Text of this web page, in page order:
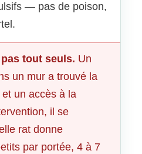
— pas de poison,
tout seuls. Un
un mur a trouvé la
un accès à la
il se
rat donne
par portée, 4 à 7